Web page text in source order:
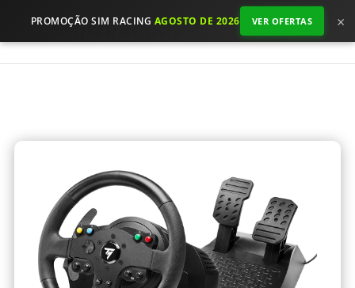
PROMOÇÃO SIM RACING AGOSTO DE 2026 VER OFERTAS ×